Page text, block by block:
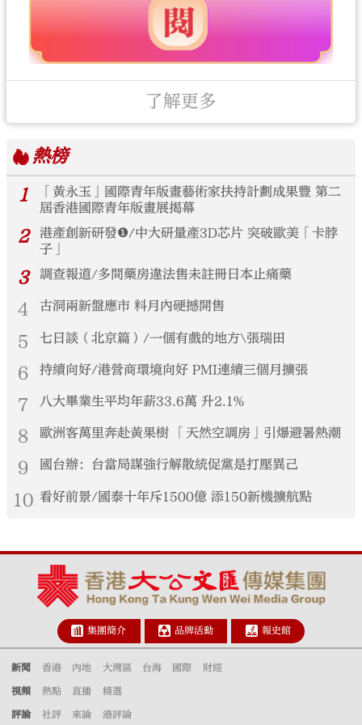
了解更多
熱榜
1
「黃永玉」國際青年版畫藝術家扶持計劃成果豐 第二
屆香港國際青年版畫展揭幕
2
港產創新研發❶/中大研量產3D芯片 突破歐美「卡脖
子」
3 調查報道/多間藥房違法售未註冊日本止痛藥
4 古洞兩新盤應市 料月內硬撼開售
5 七日談（北京篇）/一個有戲的地方\張瑞田
6 持續向好/港營商環境向好 PMI連續三個月擴張
7 八大畢業生平均年薪33.6萬 升2.1%
8 歐洲客萬里奔赴黃果樹 「天然空調房」引爆避暑熱潮
9 國台辦：台當局謀強行解散統促黨是打壓異己
10 看好前景/國泰十年斥1500億 添150新機擴航點
集團簡介 品牌活動 報史館
新聞 香港 內地 大灣區 台海 國際 財經
視頻 熱點 直播 精選
評論 社評 來論 港評論